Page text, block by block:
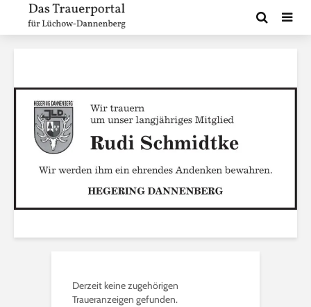
Derzeit keine zugehörigen
Traueranzeigen gefunden.